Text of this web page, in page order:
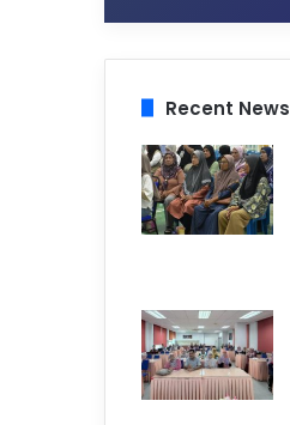
Recent News